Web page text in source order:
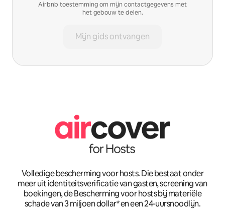
Airbnb toestemming om mijn contactgegevens met
het gebouw te delen.
Mijn gids ontvangen
Volledige bescherming voor hosts. Die bestaat onder
meer uit identiteitsverificatie van gasten, screening van
boekingen, de Bescherming voor hosts bij materiële
schade van 3 miljoen dollar* en een 24-uursnoodlijn.